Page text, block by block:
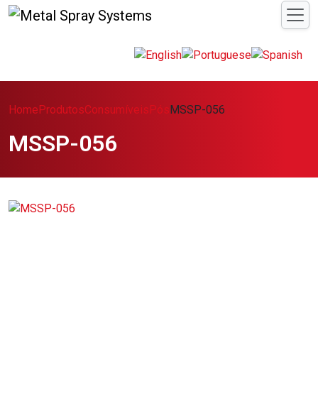
Home ProdutosConsumíveis Pós MSSP-056
MSSP-056